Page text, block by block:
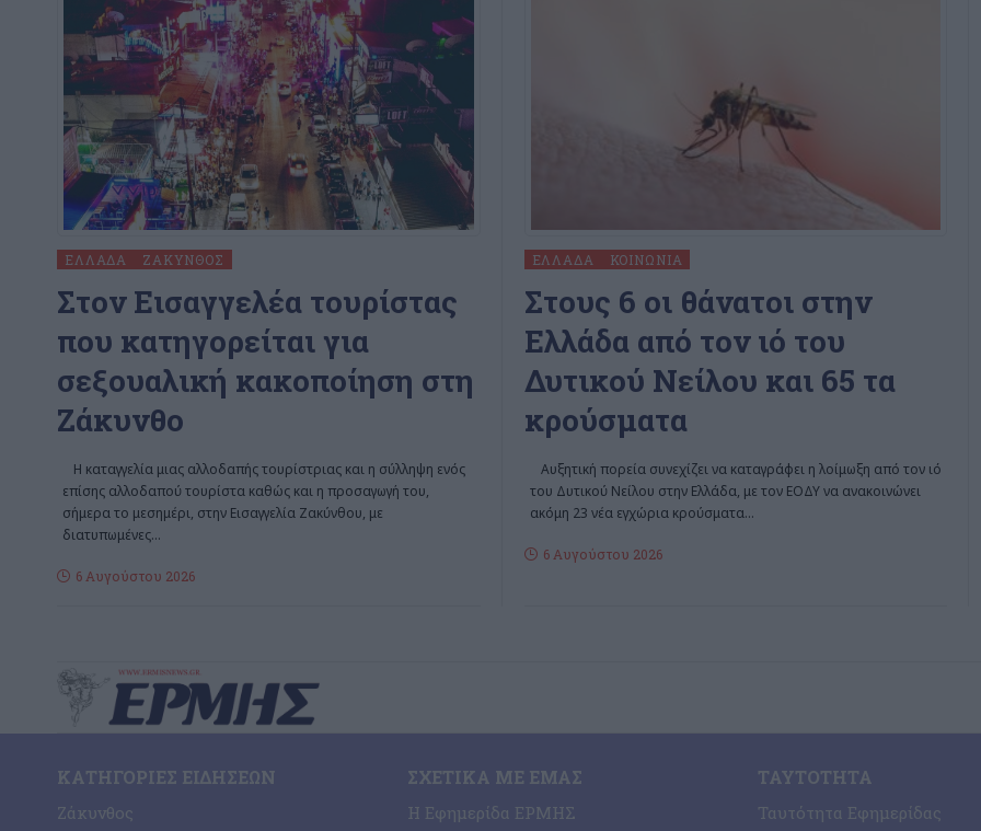
ΕΛΛΆΔΑ ΖΆΚΥΝΘΟΣ
Στον Εισαγγελέα τουρίστας
που κατηγορείται για
σεξουαλική κακοποίηση στη
Ζάκυνθο
Η καταγγελία μιας αλλοδαπής τουρίστριας και η σύλληψη ενός
επίσης αλλοδαπού τουρίστα καθώς και η προσαγωγή του,
σήμερα το μεσημέρι, στην Εισαγγελία Ζακύνθου, με
διατυπωμένες…
6 Αυγούστου 2026
ΕΛΛΆΔΑ ΚΟΙΝΩΝΊΑ
Στους 6 οι θάνατοι στην
Ελλάδα από τον ιό του
Δυτικού Νείλου και 65 τα
κρούσματα
Αυξητική πορεία συνεχίζει να καταγράφει η λοίμωξη από τον ιό
του Δυτικού Νείλου στην Ελλάδα, με τον ΕΟΔΥ να ανακοινώνει
ακόμη 23 νέα εγχώρια κρούσματα…
6 Αυγούστου 2026
ΚΑΤΗΓΟΡΊΕΣ ΕΙΔΉΣΕΩΝ
Ζάκυνθος
ΣΧΕΤΙΚΆ ΜΕ ΕΜΆΣ
Η Εφημερίδα ΕΡΜΗΣ
ΤΑΥΤΌΤΗΤΑ
Ταυτότητα Εφημερίδας